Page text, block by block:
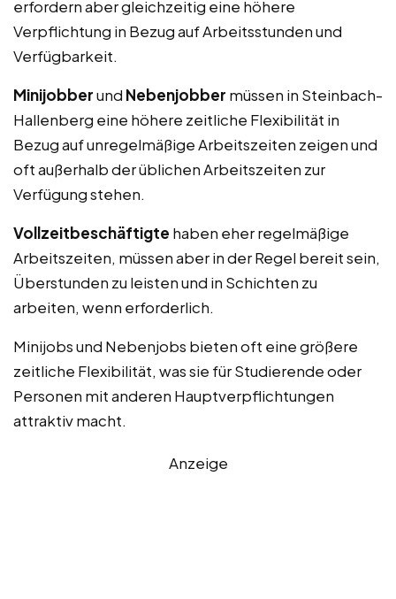
erfordern aber gleichzeitig eine höhere
Verpflichtung in Bezug auf Arbeitsstunden und
Verfügbarkeit.
Minijobberund Nebenjobber müssen in Steinbach-
Hallenberg eine höhere zeitliche Flexibilität in
Bezug auf unregelmäßige Arbeitszeiten zeigen und
oft außerhalb der üblichen Arbeitszeiten zur
Verfügung stehen.
Vollzeitbeschäftigte haben eher regelmäßige
Arbeitszeiten, müssen aber in der Regel bereit sein,
Überstunden zu leisten und in Schichten zu
arbeiten, wenn erforderlich.
Minijobs und Nebenjobs bieten oft eine größere
zeitliche Flexibilität, was sie für Studierende oder
Personen mit anderen Hauptverpflichtungen
attraktiv macht.
Anzeige